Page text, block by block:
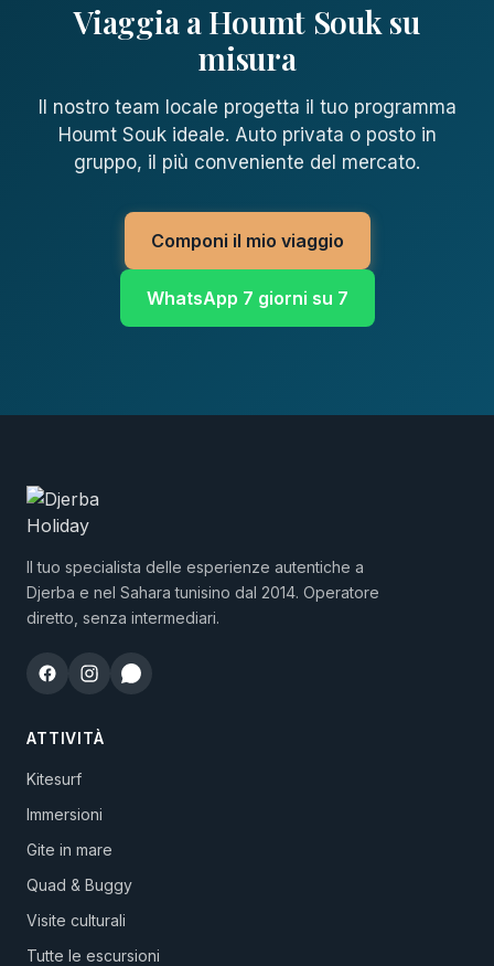
Viaggia a Houmt Souk su
misura
Il nostro team locale progetta il tuo programma
Houmt Souk ideale. Auto privata o posto in
gruppo, il più conveniente del mercato.
Componi il mio viaggio
WhatsApp 7 giorni su 7
Il tuo specialista delle esperienze autentiche a
Djerba e nel Sahara tunisino dal 2014. Operatore
diretto, senza intermediari.
ATTIVITÀ
Kitesurf
Immersioni
Gite in mare
Quad & Buggy
Visite culturali
Tutte le escursioni